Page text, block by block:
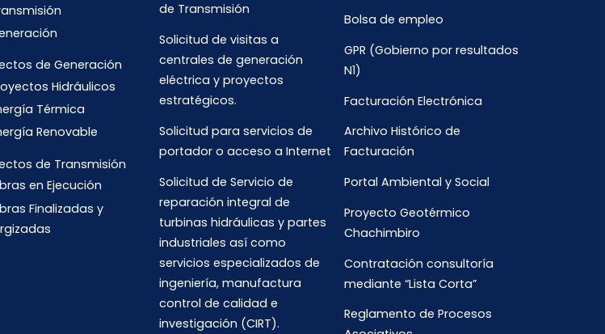
de Generación
Hidráulicos
Térmica
Renovable
de Transmisión
en Ejecución
Finalizadas y
de Transmisión
Solicitud de visitas a
centrales de generación
eléctrica y proyectos
estratégicos.
Solicitud para servicios de
portador o acceso a Internet
Solicitud de Servicio de
reparación integral de
turbinas hidráulicas y partes
industriales así como
servicios especializados de
ingeniería, manufactura
control de calidad e
investigación (CIRT).
Bolsa de empleo
GPR (Gobierno por resultados
N1)
Facturación Electrónica
Archivo Histórico de
Facturación
Portal Ambiental y Social
Proyecto Geotérmico
Chachimbiro
Contratación consultoría
mediante “Lista Corta”
Reglamento de Procesos